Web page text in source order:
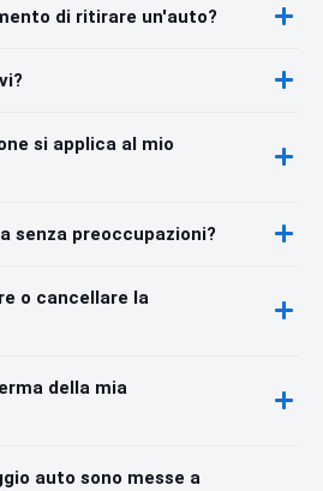
di ritirare un'auto?
si applica al mio
senza preoccupazioni?
o cancellare la
della mia
auto sono messe a